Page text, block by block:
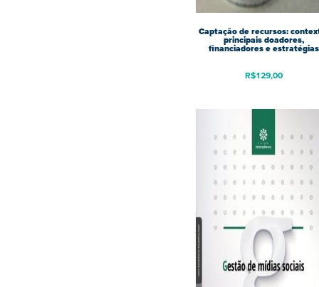
Captação de recursos:
principais doadores,
financiadores e estratégias
R$129,00